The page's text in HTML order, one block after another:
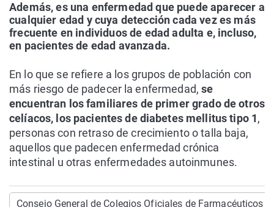
Además, es una enfermedad que puede aparecer a
cualquier edad y cuya detección cada vez es más
frecuente en individuos de edad adulta e, incluso,
en pacientes de edad avanzada.
En lo que se refiere a los grupos de población con
más riesgo de padecer la enfermedad, se
encuentran los familiares de primer grado de otros
celíacos, los pacientes de diabetes mellitus tipo 1,
personas con retraso de crecimiento o talla baja,
aquellos que padecen enfermedad crónica
intestinal u otras enfermedades autoinmunes.
Consejo General de Colegios Oficiales de Farmacéuticos